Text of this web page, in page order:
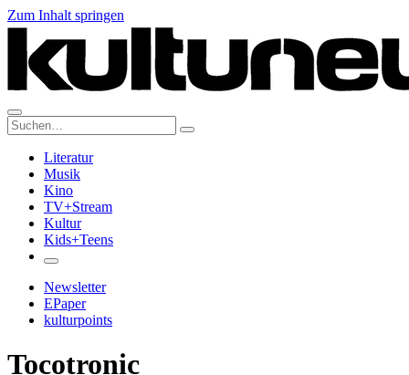
Zum Inhalt springen
Suche:
Literatur
Musik
Kino
TV+Stream
Kultur
Kids+Teens
Newsletter
EPaper
kulturpoints
Tocotronic